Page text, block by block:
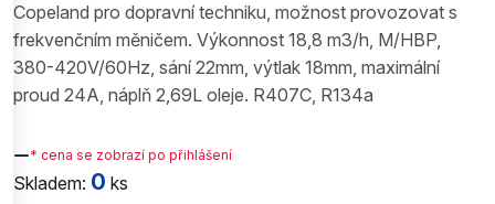
Copeland pro dopravní techniku, možnost provozovat s
frekvenčním měničem. Výkonnost 18,8 m3/h, M/HBP,
380-420V/60Hz, sání 22mm, výtlak 18mm, maximální
proud 24A, náplň 2,69L oleje. R407C, R134a
—* cena se zobrazí po přihlášení
Skladem: 0 ks